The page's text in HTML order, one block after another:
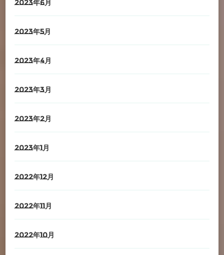
2023年6月
2023年5月
2023年4月
2023年3月
2023年2月
2023年1月
2022年12月
2022年11月
2022年10月